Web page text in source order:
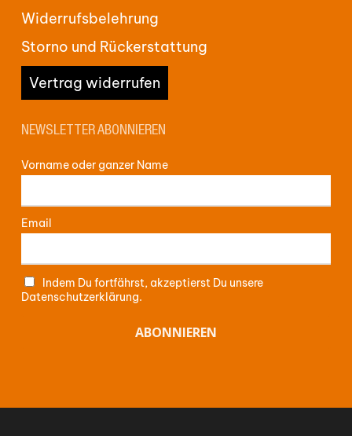
Widerrufsbelehrung
Storno und Rückerstattung
Vertrag widerrufen
NEWSLETTER ABONNIEREN
Vorname oder ganzer Name
Email
Indem Du fortfährst, akzeptierst Du unsere
Datenschutzerklärung.